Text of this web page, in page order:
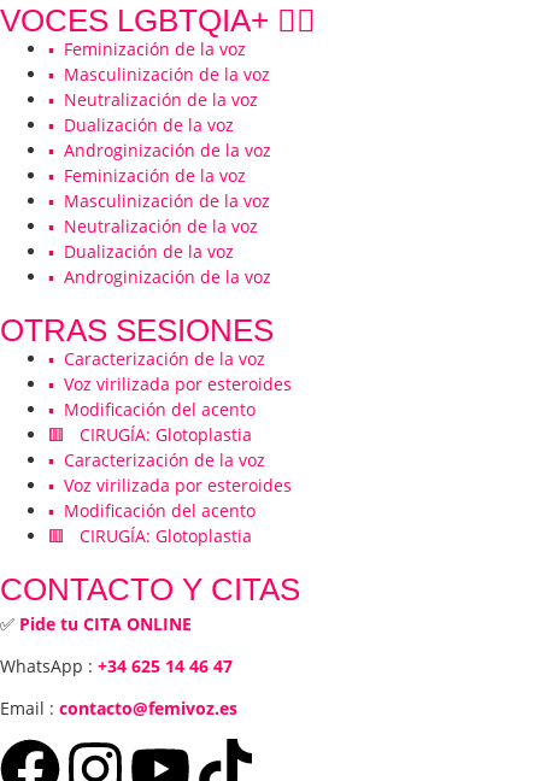
VOCES LGBTQIA+ 🏳️‍🌈
▪️ Feminización de la voz
▪️ Masculinización de la voz
▪️ Neutralización de la voz
▪️ Dualización de la voz
▪️ Androginización de la voz
▪️ Feminización de la voz
▪️ Masculinización de la voz
▪️ Neutralización de la voz
▪️ Dualización de la voz
▪️ Androginización de la voz
OTRAS SESIONES
▪️ Caracterización de la voz
▪️ Voz virilizada por esteroides
▪️ Modificación del acento
🟥 CIRUGÍA: Glotoplastia
▪️ Caracterización de la voz
▪️ Voz virilizada por esteroides
▪️ Modificación del acento
🟥 CIRUGÍA: Glotoplastia
CONTACTO Y CITAS
✅ Pide tu CITA ONLINE
WhatsApp : +34 625 14 46 47
Email : contacto@femivoz.es